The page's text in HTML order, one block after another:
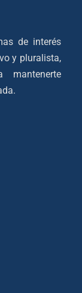
de interés
y pluralista,
mantenerte